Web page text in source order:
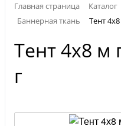
Главная страница Каталог
Баннерная ткань
Тент
Тент 4х8 м
г